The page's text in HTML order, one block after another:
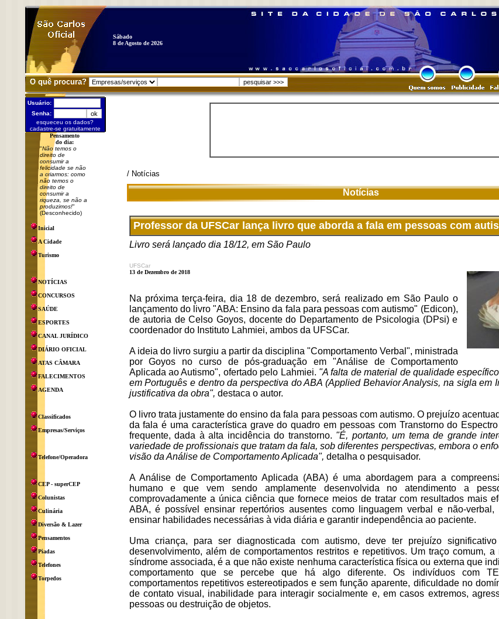
Sábado
8 de Agosto de 2026
O quê procura?
Usuário:
Senha:
esqueceu os dados?
cadastre-se gratuitamente
Pensamento
do dia:
"Não temos o
direito de
consumir a
felicidade se não
a criarmos: como
não temos o
direito de
consumir a
riqueza, se não a
produzimos!"
(Desconhecido)
Inicial
A Cidade
Turismo
NOTÍCIAS
CONCURSOS
SAÚDE
ESPORTES
CANAL JURÍDICO
DIÁRIO OFICIAL
ATAS CÂMARA
FALECIMENTOS
AGENDA
Classificados
Empresas/Serviços
Telefone/Operadora
CEP - superCEP
Colunistas
Culinária
Diversão & Lazer
Pensamentos
Piadas
Telefones
Torpedos
/ Notícias
Notícias
Professor da UFSCar lança livro que aborda a fala em pessoas com
Livro será lançado dia 18/12, em São Paulo
UFSCar
13 de Dezembro de 2018
Na próxima terça-feira, dia 18 de dezembro, será realizado em São Paulo o
lançamento do livro "ABA: Ensino da fala para pessoas com autismo" (Edicon),
de autoria de Celso Goyos, docente do Departamento de Psicologia (DPsi) e
coordenador do Instituto Lahmiei, ambos da UFSCar.
A ideia do livro surgiu a partir da disciplina "Comportamento Verbal", ministrada
por Goyos no curso de pós-graduação em "Análise de Comportamento
Aplicada ao Autismo", ofertado pelo Lahmiei. "A falta de material de qualidade
em Português e dentro da perspectiva do ABA (Applied Behavior Analysis, na sigla em
justificativa da obra", destaca o autor.
O livro trata justamente do ensino da fala para pessoas com autismo. O prejuízo
da fala é uma característica grave do quadro em pessoas com Transtorno do
frequente, dada à alta incidência do transtorno. "É, portanto, um tema de grande
variedade de profissionais que tratam da fala, sob diferentes perspectivas, embora o
visão da Análise de Comportamento Aplicada", detalha o pesquisador.
A Análise de Comportamento Aplicada (ABA) é uma abordagem para a
humano e que vem sendo amplamente desenvolvida no atendimento a
comprovadamente a única ciência que fornece meios de tratar com resultados mais
ABA, é possível ensinar repertórios ausentes como linguagem verbal e não-verbal,
ensinar habilidades necessárias à vida diária e garantir independência ao paciente.
Uma criança, para ser diagnosticada com autismo, deve ter prejuízo
desenvolvimento, além de comportamentos restritos e repetitivos. Um traço comum,
síndrome associada, é a que não existe nenhuma característica física ou externa que
comportamento que se percebe que há algo diferente. Os indivíduos com
comportamentos repetitivos estereotipados e sem função aparente, dificuldade no
de contato visual, inabilidade para interagir socialmente e, em casos extremos,
pessoas ou destruição de objetos.